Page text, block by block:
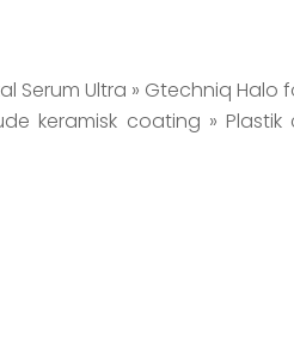
Serum Ultra » Gtechniq Halo
keramisk coating »